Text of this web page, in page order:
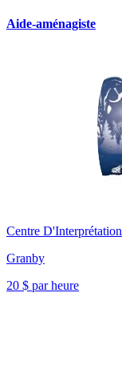
Aide-aménagiste
Centre
Granby
20 $ par heure